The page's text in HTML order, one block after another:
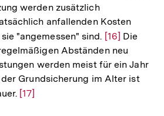
werden zusätzlich
anfallenden Kosten
"angemessen" sind. Zur
Auflösung
der
Fußnote
[16] Die
Abständen neu
werden meist für ein Jahr
Grundsicherung im Alter ist
Zur
[17]